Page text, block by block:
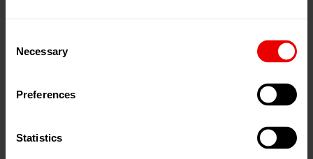
Selection
Necessary
Preferences
Statistics更加经济